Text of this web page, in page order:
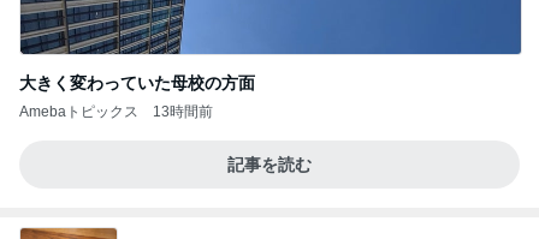
大きく変わっていた母校の方面
Amebaトピックス 13時間前
記事を読む